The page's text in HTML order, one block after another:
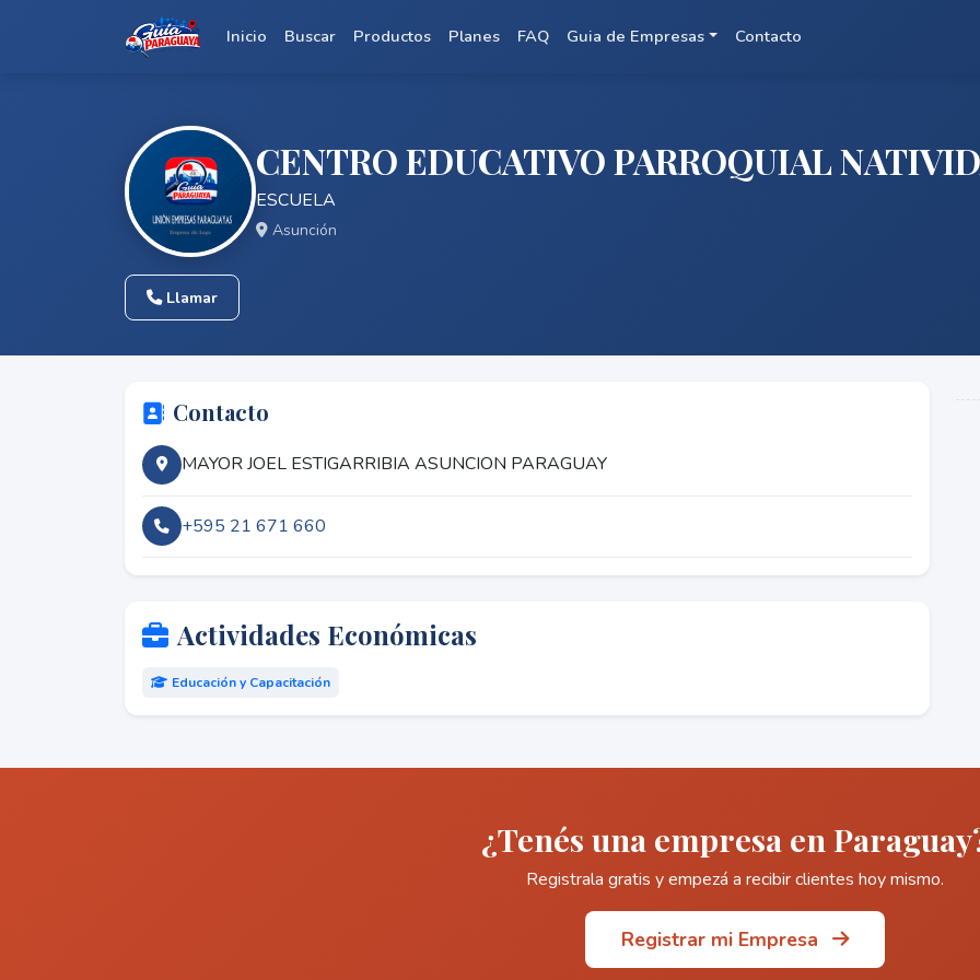
Inicio Buscar Productos Planes FAQ Guia de Empresas Contacto
CENTRO EDUCATIVO PARROQUIAL
ESCUELA
Asunción
Llamar
Contacto
MAYOR JOEL ESTIGARRIBIA ASUNCION PARAGUAY
+595 21 671 660
Actividades Económicas
Educación y Capacitación
¿Tenés una empresa en
Registrala gratis y empezá a recibir clientes hoy mismo.
Registrar mi Empresa